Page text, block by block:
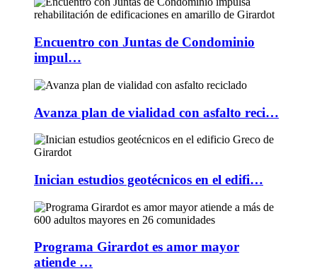
Encuentro con Juntas de Condominio
impul…
Avanza plan de vialidad con asfalto reci…
Inician estudios geotécnicos en el edifi…
Programa Girardot es amor mayor
atiende …